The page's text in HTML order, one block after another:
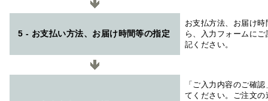
5 - お支払い方法、お届け時間等の指定
お支払方法、お届け
ら、入力フォームに
記ください。
「ご入力内容のご確
てください。ご注文